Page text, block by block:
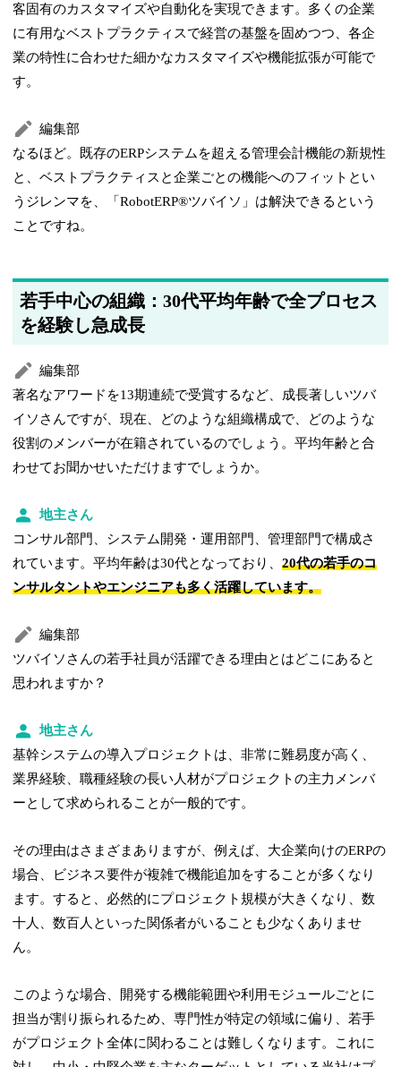
客固有のカスタマイズや自動化を実現できます。多くの企業
に有用なベストプラクティスで経営の基盤を固めつつ、各企
業の特性に合わせた細かなカスタマイズや機能拡張が可能で
す。
編集部
なるほど。既存のERPシステムを超える管理会計機能の新規性
と、ベストプラクティスと企業ごとの機能へのフィットとい
うジレンマを、「RobotERP®ツバイソ」は解決できるという
ことですね。
若手中心の組織：30代平均年齢で全プロセス
を経験し急成長
編集部
著名なアワードを13期連続で受賞するなど、成長著しいツバ
イソさんですが、現在、どのような組織構成で、どのような
役割のメンバーが在籍されているのでしょう。平均年齢と合
わせてお聞かせいただけますでしょうか。
地主さん
コンサル部門、システム開発・運用部門、管理部門で構成さ
れています。平均年齢は30代となっており、20代の若手のコ
ンサルタントやエンジニアも多く活躍しています。
編集部
ツバイソさんの若手社員が活躍できる理由とはどこにあると
思われますか？
地主さん
基幹システムの導入プロジェクトは、非常に難易度が高く、
業界経験、職種経験の長い人材がプロジェクトの主力メンバ
ーとして求められることが一般的です。
その理由はさまざまありますが、例えば、大企業向けのERPの
場合、ビジネス要件が複雑で機能追加をすることが多くなり
ます。すると、必然的にプロジェクト規模が大きくなり、数
十人、数百人といった関係者がいることも少なくありませ
ん。
このような場合、開発する機能範囲や利用モジュールごとに
担当が割り振られるため、専門性が特定の領域に偏り、若手
がプロジェクト全体に関わることは難しくなります。これに